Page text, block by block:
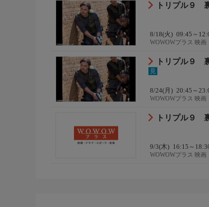
トリプル９
8/18(火) 09:45～
WOWOWプラス 映
トリプル９
見
8/24(月) 20:45～
WOWOWプラス 映
トリプル９
9/3(木) 16:15～
WOWOWプラス 映